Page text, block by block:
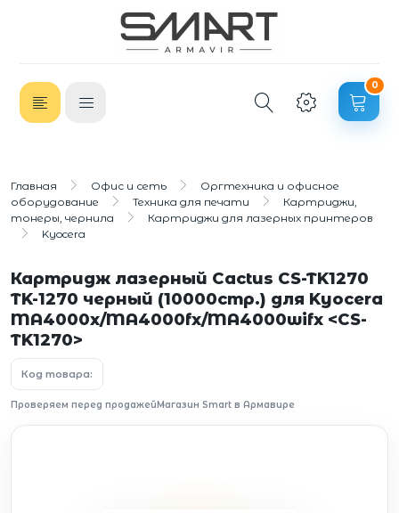
0
Главная Офис и сеть
Оргтехника и офисное
оборудование
Техника для печати
Картриджи,
тонеры, чернила
Картриджи для лазерных принтеров
Kyocera
Картридж лазерный Cactus CS-TK1270
TK-1270 черный (10000стр.) для Kyocera
MA4000x/MA4000fx/MA4000wifx <CS-
TK1270>
Код товара:
Проверяем перед продажейМагазин Smart в Армавире